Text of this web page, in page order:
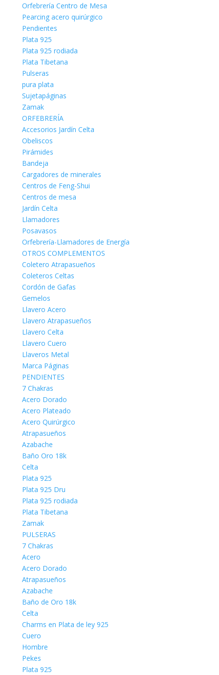
Orfebrería Centro de Mesa
Pearcing acero quirúrgico
Pendientes
Plata 925
Plata 925 rodiada
Plata Tibetana
Pulseras
pura plata
Sujetapáginas
Zamak
ORFEBRERÍA
Accesorios Jardín Celta
Obeliscos
Pirámides
Bandeja
Cargadores de minerales
Centros de Feng-Shui
Centros de mesa
Jardín Celta
Llamadores
Posavasos
Orfebrería-Llamadores de Energía
OTROS COMPLEMENTOS
Coletero Atrapasueños
Coleteros Celtas
Cordón de Gafas
Gemelos
Llavero Acero
Llavero Atrapasueños
Llavero Celta
Llavero Cuero
Llaveros Metal
Marca Páginas
PENDIENTES
7 Chakras
Acero Dorado
Acero Plateado
Acero Quirúrgico
Atrapasueños
Azabache
Baño Oro 18k
Celta
Plata 925
Plata 925 Dru
Plata 925 rodiada
Plata Tibetana
Zamak
PULSERAS
7 Chakras
Acero
Acero Dorado
Atrapasueños
Azabache
Baño de Oro 18k
Celta
Charms en Plata de ley 925
Cuero
Hombre
Pekes
Plata 925